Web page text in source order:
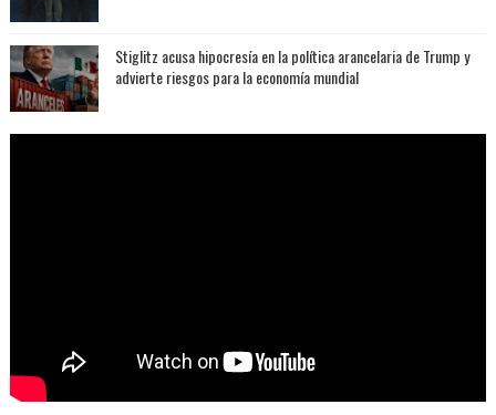
Stiglitz acusa hipocresía en la política arancelaria de Trump y
advierte riesgos para la economía mundial